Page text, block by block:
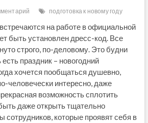
подготовка к новому году
на работе в официальной
быть установлен дресс-код. Все
строго, по-деловому. Это будни
праздник – новогодний
хочется пообщаться душевно,
человечески интересно, даже
возможность сплотить
даже открыть тщательно
сотрудников, которые проявят себя в